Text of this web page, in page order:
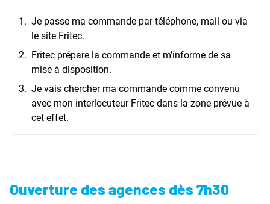
Je passe ma commande par téléphone, mail ou via
le site Fritec.
Fritec prépare la commande et m’informe de sa
mise à disposition.
Je vais chercher ma commande comme convenu
avec mon interlocuteur Fritec dans la zone prévue à
cet effet.
Ouverture des agences dès 7h30